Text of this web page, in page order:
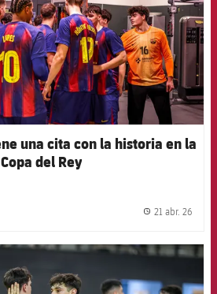
una cita con la historia en la
Copa del Rey
21 abr. 26
FCB Barcelona badge